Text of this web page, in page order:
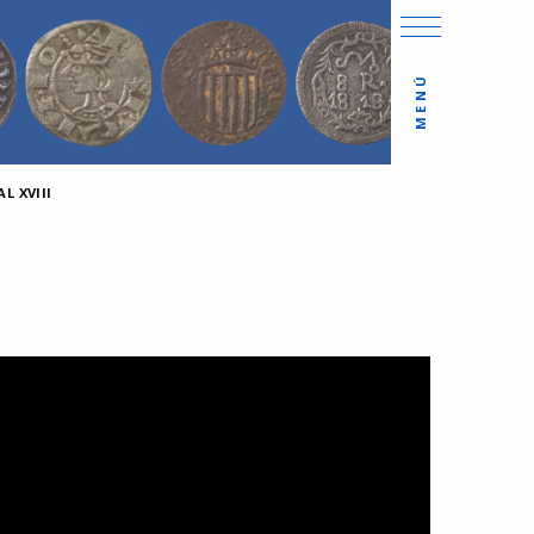
MENÚ
XVIII